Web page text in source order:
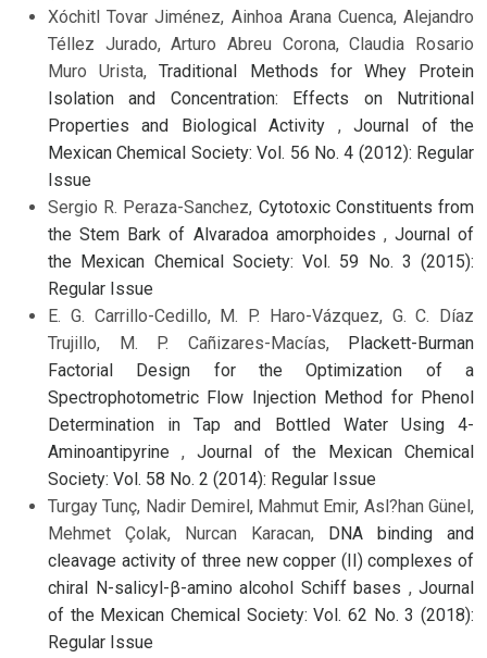
Xóchitl Tovar Jiménez, Ainhoa Arana Cuenca, Alejandro
Téllez Jurado, Arturo Abreu Corona, Claudia Rosario
Muro Urista,Traditional Methods for Whey Protein
Isolation and Concentration: Effects on Nutritional
Properties and Biological Activity ,Journal of the
Mexican Chemical Society: Vol. 56 No. 4 (2012): Regular
Issue
Sergio R. Peraza-Sanchez, Cytotoxic Constituents from
the Stem Bark of Alvaradoa amorphoides , Journal of
the Mexican Chemical Society: Vol. 59 No. 3 (2015):
Regular Issue
E. G. Carrillo-Cedillo, M. P. Haro-Vázquez, G. C. Díaz
Trujillo, M. P. Cañizares-Macías,
Plackett-Burman
Factorial Design for the Optimization of a
Spectrophotometric Flow Injection Method for Phenol
Determination in Tap and Bottled Water Using 4-
Aminoantipyrine , Journal of the Mexican Chemical
Society: Vol. 58 No. 2 (2014): Regular Issue
Turgay Tunç, Nadir Demirel, Mahmut Emir, Asl?han Günel,
Mehmet Çolak, Nurcan Karacan,
DNA binding and
cleavage activity of three new copper (II) complexes of
chiral N-salicyl-β-amino alcohol Schiff bases , Journal
of the Mexican Chemical Society: Vol. 62 No. 3 (2018):
Regular Issue